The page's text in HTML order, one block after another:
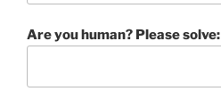
Are you human? Please solve: